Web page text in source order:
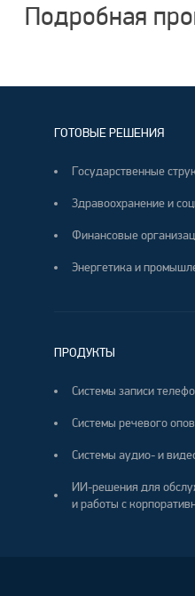
Подробная
ГОТОВЫЕ РЕШЕНИЯ
Государственные
Здравоохранение и
Финансовые
Энергетика и
ПРОДУКТЫ
Системы записи
Системы речевого
Системы аудио- и
ИИ-решения для
и работы с